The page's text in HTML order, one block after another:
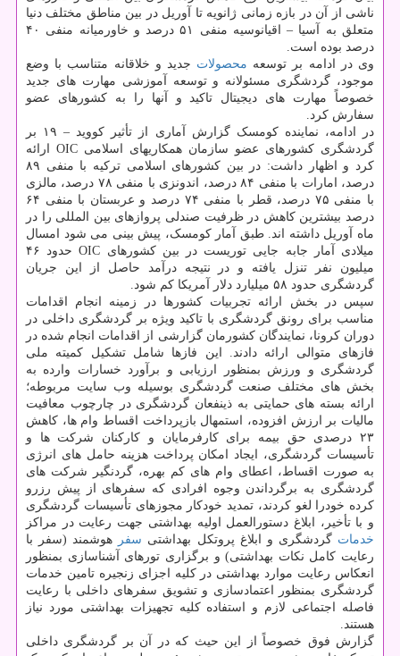
ناشی از آن در بازه زمانی ژانویه تا آوریل در بین مناطق مختلف دنیا
متعلق به آسیا – اقیانوسیه منفی ۵۱ درصد و خاورمیانه منفی ۴۰
درصد بوده است.
وی در ادامه بر توسعه محصولات جدید و خلاقانه متناسب با وضع
موجود، گردشگری مسئولانه و توسعه آموزشی مهارت های جدید
خصوصاً مهارت های دیجیتال تاکید و آنها را به کشورهای عضو
سفارش کرد.
در ادامه، نماینده کومسک گزارش آماری از تأثیر کووید – ۱۹ بر
گردشگری کشورهای عضو سازمان همکاریهای اسلامی OIC ارائه
کرد و اظهار داشت: در بین کشورهای اسلامی ترکیه با منفی ۸۹
درصد، امارات با منفی ۸۴ درصد، اندونزی با منفی ۷۸ درصد، مالزی
با منفی ۷۵ درصد، قطر با منفی ۷۴ درصد و عربستان با منفی ۶۴
درصد بیشترین کاهش در ظرفیت صندلی پروازهای بین المللی را در
ماه آوریل داشته اند. طبق آمار کومسک، پیش بینی می شود امسال
میلادی آمار جابه جایی توریست در بین کشورهای OIC حدود ۴۶
میلیون نفر تنزل یافته و در نتیجه درآمد حاصل از این جریان
گردشگری حدود ۵۸ میلیارد دلار آمریکا کم شود.
سپس در بخش ارائه تجربیات کشورها در زمینه انجام اقدامات
مناسب برای رونق گردشگری با تاکید ویژه بر گردشگری داخلی در
دوران کرونا، نمایندگان کشورمان گزارشی از اقدامات انجام شده در
فازهای متوالی ارائه دادند. این فازها شامل تشکیل کمیته ملی
گردشگری و ورزش بمنظور ارزیابی و برآورد خسارات وارده به
بخش های مختلف صنعت گردشگری بوسیله وب سایت مربوطه؛
ارائه بسته های حمایتی به ذینفعان گردشگری در چارچوب معافیت
مالیات بر ارزش افزوده، استمهال بازپرداخت اقساط وام ها، کاهش
۲۳ درصدی حق بیمه برای کارفرمایان و کارکنان شرکت ها و
تأسیسات گردشگری، ایجاد امکان پرداخت هزینه حامل های انرژی
به صورت اقساط، اعطای وام های کم بهره، گردنگیر شرکت های
گردشگری به برگرداندن وجوه افرادی که سفرهای از پیش رزرو
کرده خودرا لغو کردند، تمدید خودکار مجوزهای تأسیسات گردشگری
و با تأخیر، ابلاغ دستورالعمل اولیه بهداشتی جهت رعایت در مراکز
خدمات گردشگری و ابلاغ پروتکل بهداشتی سفر
هوشمند (سفر با
رعایت کامل نکات بهداشتی) و برگزاری تورهای آشناسازی بمنظور
انعکاس رعایت موارد بهداشتی در کلیه اجزای زنجیره تامین خدمات
گردشگری بمنظور اعتمادسازی و تشویق سفرهای داخلی با رعایت
فاصله اجتماعی لازم و استفاده کلیه تجهیزات بهداشتی مورد نیاز
هستند.
گزارش فوق خصوصاً از این حیث که در آن بر گردشگری داخلی